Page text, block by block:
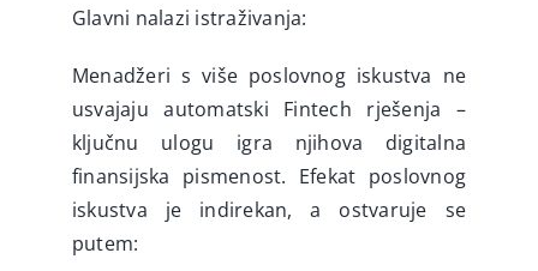
Glavni nalazi istraživanja:
Menadžeri s više poslovnog iskustva ne
usvajaju automatski Fintech rješenja –
ključnu ulogu igra njihova digitalna
finansijska pismenost. Efekat poslovnog
iskustva je indirekan, a ostvaruje se
putem: